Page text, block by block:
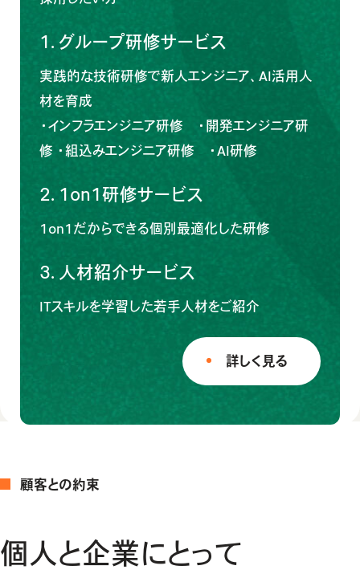
詳しく見る
1. グループ研修サービス
実践的な技術研修で新人エンジニア、AI活用人
材を育成
・インフラエンジニア研修 ・ 開発エンジニア研
修 ・組込みエンジニア研修 ・AI研修
2. 1on1研修サービス
1on1だからできる個別最適化した研修
3. 人材紹介サービス
ITスキルを学習した若手人材をご紹介
顧客との約束
個人と企業にとって